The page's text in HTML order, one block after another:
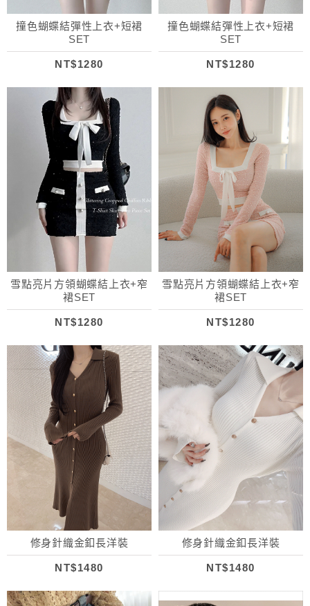
撞色蝴蝶結彈性上衣+短裙
SET
NT$1280
撞色蝴蝶結彈性上衣+短裙
SET
NT$1280
雪點亮片方領蝴蝶結上衣+窄
裙SET
NT$1280
雪點亮片方領蝴蝶結上衣+窄
裙SET
NT$1280
修身針織金釦長洋裝
NT$1480
修身針織金釦長洋裝
NT$1480